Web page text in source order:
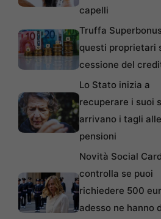
capelli
Truffa
questi proprietari
cessione del
Lo Stato inizia a
recuperare i suoi
arrivano i tagli alle
pensioni
Novità Social
controlla se puoi
richiedere 500
adesso ne hanno